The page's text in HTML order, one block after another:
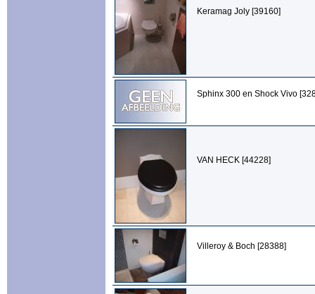
Keramag Joly [39160]
Sphinx 300 en Shock Vivo
VAN HECK [44228]
Villeroy & Boch [28388]